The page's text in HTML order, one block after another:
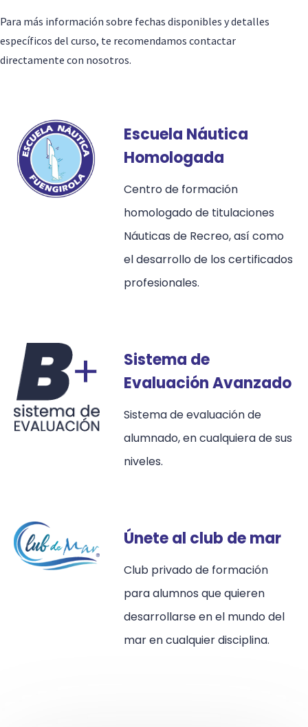
Para más información sobre fechas disponibles y detalles
específicos del curso, te recomendamos contactar
directamente con nosotros.
Escuela Náutica
Homologada
Centro de formación
homologado de titulaciones
Náuticas de Recreo, así como
el desarrollo de los certificados
profesionales.
Sistema de
Evaluación Avanzado
Sistema de evaluación de
alumnado, en cualquiera de sus
niveles.
Únete al club de mar
Club privado de formación
para alumnos que quieren
desarrollarse en el mundo del
mar en cualquier disciplina.